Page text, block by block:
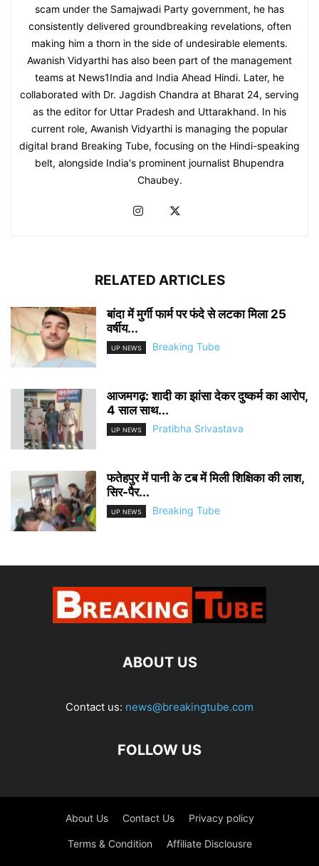
scam under the Samajwadi Party government, he has
consistently delivered groundbreaking revelations, often
making him a thorn in the side of undesirable elements.
Awanish Vidyarthi has also been part of the management
teams at News1India and India Ahead Hindi. Later, he
collaborated with Dr. Jagdish Chandra at Bharat 24, serving
as the editor for Uttar Pradesh and Uttarakhand. In his
current role, Awanish Vidyarthi is managing the popular
digital brand Breaking Tube, focusing on the Hindi-speaking
belt, alongside India's prominent journalist Bhupendra
Chaubey.
RELATED ARTICLES
बांदा में मुर्गी फार्म पर फंदे से लटका मिला 25
वर्षीय...
UP NEWS Breaking Tube
आजमगढ़: शादी का झांसा देकर दुष्कर्म का आरोप,
4 साल साथ...
UP NEWS Pratibha Srivastava
फतेहपुर में पानी के टब में मिली शिक्षिका की लाश,
सिर-पैर...
UP NEWS Breaking Tube
ABOUT US
Contact us: news@breakingtube.com
FOLLOW US
About Us Contact Us Privacy policy
Terms & Condition Affiliate Disclousre